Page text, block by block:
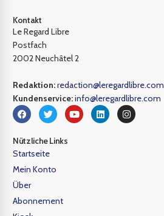
Kontakt
Le Regard Libre
Postfach
2002 Neuchâtel 2
Redaktion:redaction@leregardlibre.com
Kundenservice:info@leregardlibre.com
Nützliche Links
Startseite
Mein Konto
Über
Abonnement